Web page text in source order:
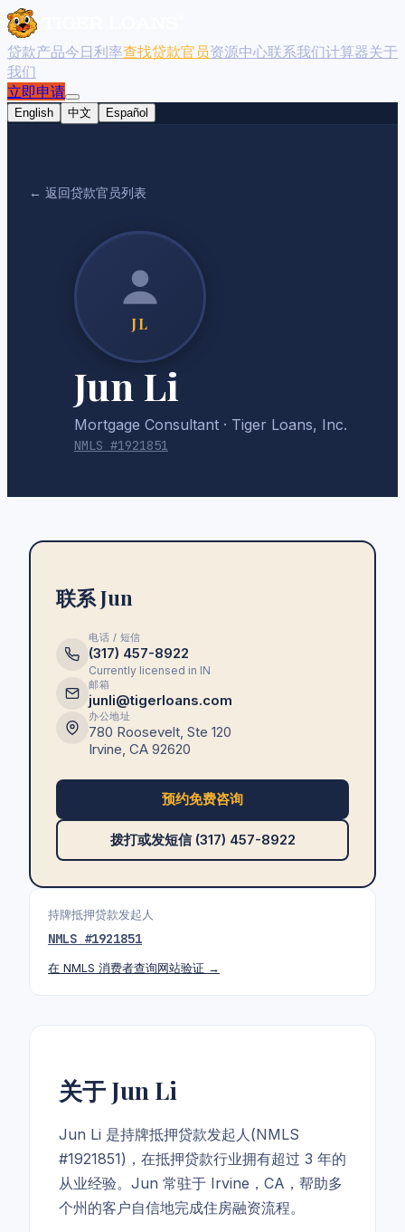
贷款产品今日利率查找贷款官员资源中心联系我们计算器关于
我们
立即申请
English 中文 Español
← 返回贷款官员列表
JL
Jun Li
Mortgage Consultant · Tiger Loans, Inc.
NMLS #1921851
联系 Jun
电话 / 短信
(317) 457-8922
Currently licensed in IN
邮箱
junli@tigerloans.com
办公地址
780 Roosevelt, Ste 120
Irvine, CA 92620
预约免费咨询
拨打或发短信 (317) 457-8922
持牌抵押贷款发起人
NMLS #1921851
在 NMLS 消费者查询网站验证 →
关于 Jun Li
Jun Li 是持牌抵押贷款发起人(NMLS
#1921851)，在抵押贷款行业拥有超过 3 年的
从业经验。Jun 常驻于 Irvine，CA，帮助多
个州的客户自信地完成住房融资流程。